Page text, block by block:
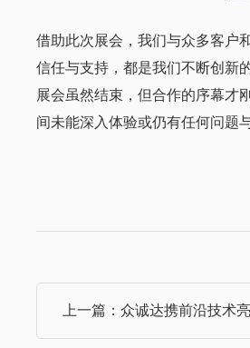
借助此次展会，我们与众多客户
信任与支持，都是我们不断创新
展会虽然结束，但合作的序幕才
间未能深入体验或仍有任何问题
上一篇：众诚达携前沿技术